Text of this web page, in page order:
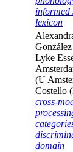
informed
lexicon
Lyke
(U
Costello
cross-
domain